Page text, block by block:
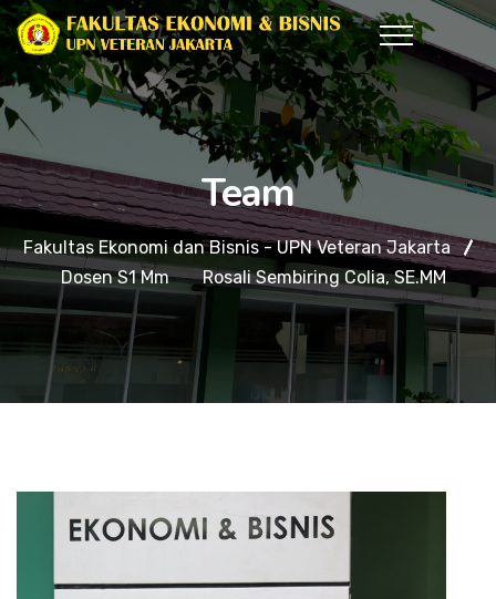
Team
Fakultas Ekonomi dan Bisnis - UPN Veteran Jakarta
Dosen S1 Mm
Rosali Sembiring Colia, SE.MM